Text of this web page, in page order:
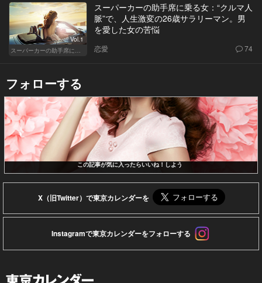
Vol.1
スーパーカーの助手席に乗る女：“クルマ人
脈”で、人生激変の26歳サラリーマン。男
を愛した女の苦悩
恋愛 74
フォローする
この記事が気に入ったらいいね！しよう
X（旧Twitter）で東京カレンダーを
Instagramで東京カレンダーをフォローする